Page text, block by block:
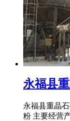
永福县
永福县重晶
粉 主要经营